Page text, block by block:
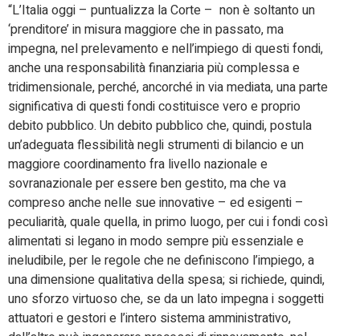
“L’Italia oggi – puntualizza la Corte – non è soltanto un
‘prenditore’ in misura maggiore che in passato, ma
impegna, nel prelevamento e nell’impiego di questi fondi,
anche una responsabilità finanziaria più complessa e
tridimensionale, perché, ancorché in via mediata, una parte
significativa di questi fondi costituisce vero e proprio
debito pubblico. Un debito pubblico che, quindi, postula
un’adeguata flessibilità negli strumenti di bilancio e un
maggiore coordinamento fra livello nazionale e
sovranazionale per essere ben gestito, ma che va
compreso anche nelle sue innovative – ed esigenti –
peculiarità, quale quella, in primo luogo, per cui i fondi così
alimentati si legano in modo sempre più essenziale e
ineludibile, per le regole che ne definiscono l’impiego, a
una dimensione qualitativa della spesa; si richiede, quindi,
uno sforzo virtuoso che, se da un lato impegna i soggetti
attuatori e gestori e l’intero sistema amministrativo,